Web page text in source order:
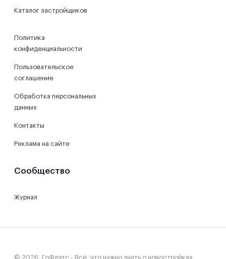
Каталог застройщиков
Политика
конфиденциальности
Пользовательское
соглашение
Обработка персональных
данных
Контакты
Реклама на сайте
Сообщество
Журнал
© 2026, ГоФлэтс - Всё, что нужно знать о новостройках